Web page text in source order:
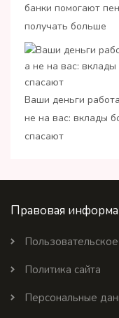
банки помогают
получать больше
Ваши деньги
не на вас: вклады
спасают
Правовая
Политика сайта
Персональные